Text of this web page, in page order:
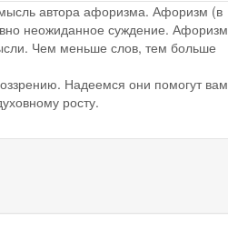
автора афоризма. Афоризм (в
неожиданное суждение. Афоризм
Чем меньше слов, тем больше
Надеемся они помогут вам
росту.